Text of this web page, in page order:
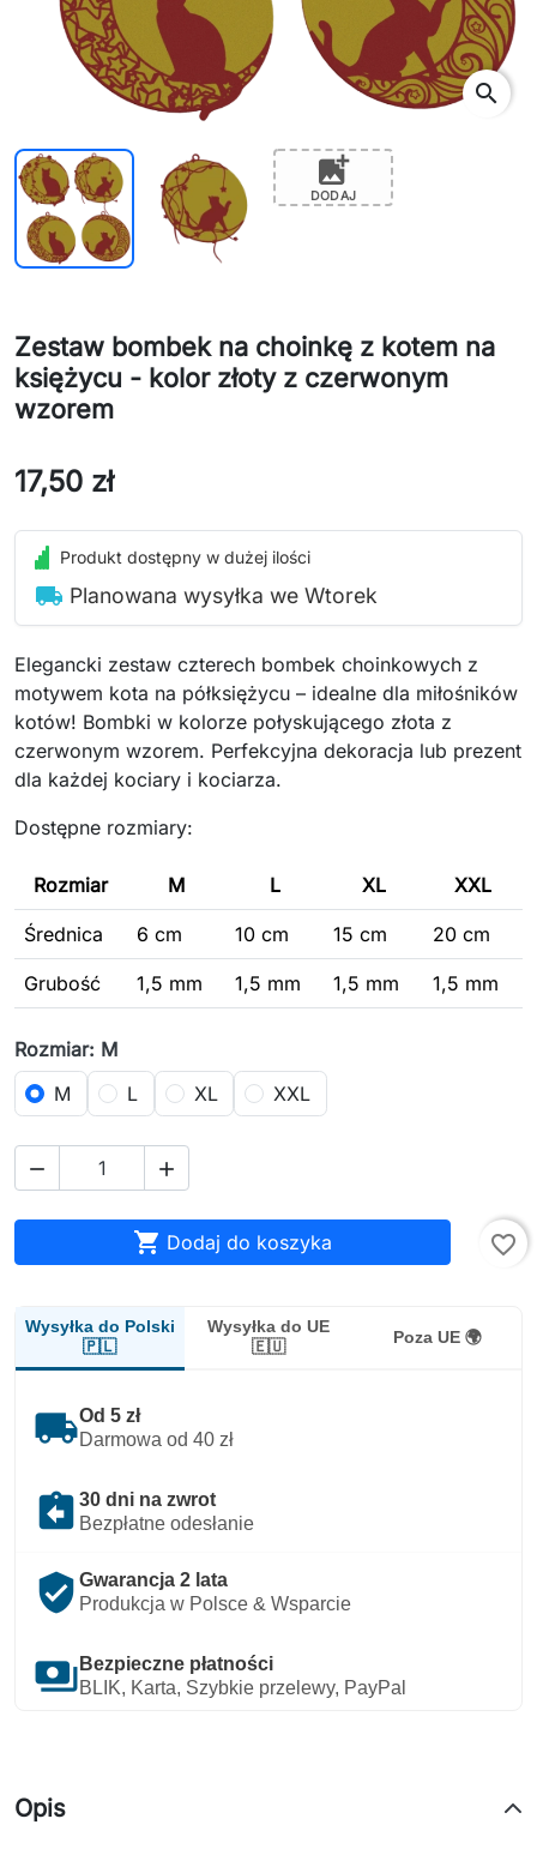
search
add_photo_alternate
DODAJ
Zestaw bombek na choinkę z kotem na
księżycu - kolor złoty z czerwonym
wzorem
17,50 zł
Produkt dostępny w dużej ilości
local_shipping Planowana wysyłka we Wtorek
Elegancki zestaw czterech bombek choinkowych z
motywem kota na półksiężycu – idealne dla miłośników
kotów! Bombki w kolorze połyskującego złota z
czerwonym wzorem. Perfekcyjna dekoracja lub prezent
dla każdej kociary i kociarza.
Dostępne rozmiary:
Rozmiar M L XL XXL
Średnica 6 cm 10 cm 15 cm 20 cm
Grubość 1,5 mm 1,5 mm 1,5 mm 1,5 mm
Rozmiar: M
M
L XL XXL
 
 Dodaj do koszyka favorite_border
Wysyłka do Polski
🇵🇱
Wysyłka do UE
🇪🇺
Poza UE 🌍
local_shippingOd 5 zł
Darmowa od 40 zł
assignment_return 30 dni na zwrot
Bezpłatne odesłanie
verified_user Gwarancja 2 lata
Produkcja w Polsce & Wsparcie
payments Bezpieczne płatności
BLIK, Karta, Szybkie przelewy, PayPal
Opis